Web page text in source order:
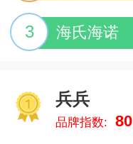
3 海氏海诺
兵兵
品牌指数: 80